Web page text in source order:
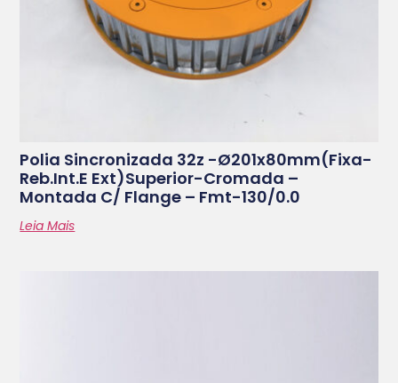
Polia Sincronizada 32z -ø201x80mm(fixa-
Reb.int.e Ext)superior-Cromada –
Montada C/ Flange – Fmt-130/0.0
Leia Mais